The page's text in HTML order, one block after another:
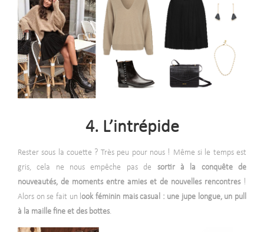
4. L’intrépide
Rester sous la couette ? Très peu pour nous ! Même si le temps est
gris, cela ne nous empêche pas de sortir à la conquête de
nouveautés, de moments entre amies et de nouvelles rencontres !
Alors on se fait un look féminin mais casual : une jupe longue, un pull
à la maille fine et des bottes.